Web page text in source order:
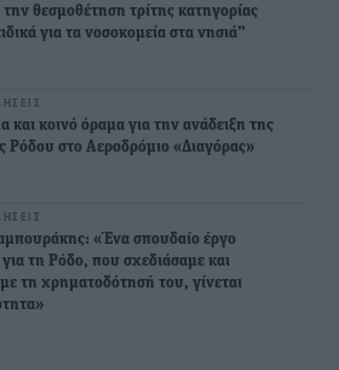
την θεσμοθέτηση τρίτης κατηγορίας
για τα νοσοκομεία στα νησιά”
και κοινό όραμα για την ανάδειξη της
Ρόδου στο Αεροδρόμιο «Διαγόρας»
«Ένα σπουδαίο έργο
για τη Ρόδο, που σχεδιάσαμε και
τη χρηματοδότησή του, γίνεται